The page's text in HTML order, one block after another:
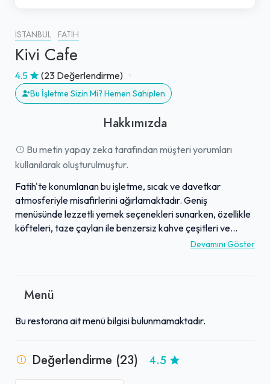
İSTANBUL FATIH
Kivi Cafe
4.5 (23 Değerlendirme)
Bu İşletme Sizin Mi? Hemen Sahiplen
Hakkımızda
Bu metin yapay zeka tarafından müşteri yorumları
kullanılarak oluşturulmuştur.
Fatih'te konumlanan bu işletme, sıcak ve davetkar
atmosferiyle misafirlerini ağırlamaktadır. Geniş
menüsünde lezzetli yemek seçenekleri sunarken, özellikle
köfteleri, taze çayları ile benzersiz kahve çeşitleri ve
tatlılarıyla öne çıkmaktadır. Aileler için oldukça uygun olan
deneyim yaşamasını sağlamaktadır. Kaliteli yemekleri ve
Devamını Göster
Menü
Bu restorana ait menü bilgisi bulunmamaktadır.
Değerlendirme (23) 4.5